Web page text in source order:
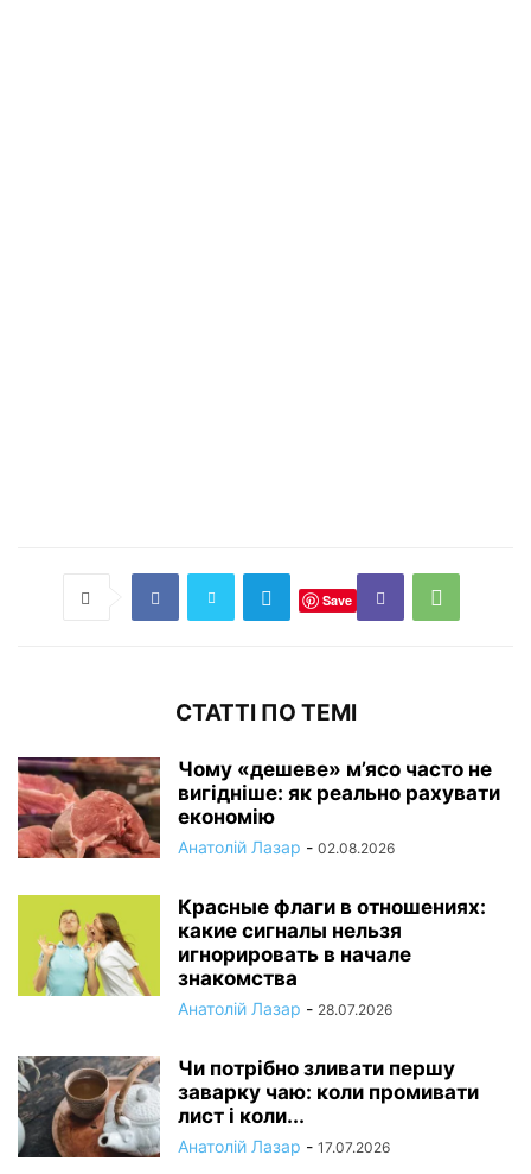
Save
СТАТТІ ПО ТЕМІ
Чому «дешеве» м’ясо часто не
вигідніше: як реально рахувати
економію
Анатолій Лазар - 02.08.2026
Красные флаги в отношениях:
какие сигналы нельзя
игнорировать в начале
знакомства
Анатолій Лазар - 28.07.2026
Чи потрібно зливати першу
заварку чаю: коли промивати
лист і коли...
Анатолій Лазар - 17.07.2026